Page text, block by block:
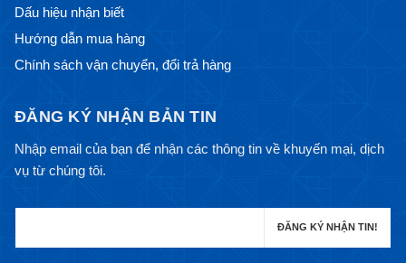
Dấu hiệu nhận biết
Hướng dẫn mua hàng
Chính sách vận chuyển, đổi trả hàng
ĐĂNG KÝ NHẬN BẢN TIN
Nhập email của bạn để nhận các thông tin về khuyến mại, dịch
vụ từ chúng tôi.